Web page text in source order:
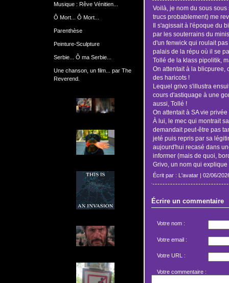
Musique : Rêve Vénitien...
Ô Mort... Ô Mort...
Parenthèse
Peinture-Sculpture
Serbie... Ô ma Serbie...
Une chanson, un film... par The
Reverend.
Voilà, je nom du sous
trucs probablement) me
Il s'agissait à l'époque du
par les souterrains du
d'un fenwick qui roulait
palais de la répu où il se
Tollé de la klass pipolitik,
On attentait à la blicpuree,
des haricots !
Lequel grivo s'illustra
cours d'astiquage à une
aussi, Tollé !
On attentait à SA vie privée
À lui, le mec qui montrait
demandait peut-être pas
jeté puis repris par sa
aujourd'hui recasé dans
informer (mais de quoi,
Grivo, un nom qui
Écrit par : L'avatar | 02/06/
Écrire un commentaire
Votre nom :
Votre email :
Votre URL :
Votre commentaire :